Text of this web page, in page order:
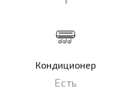
Кондиционер
Есть